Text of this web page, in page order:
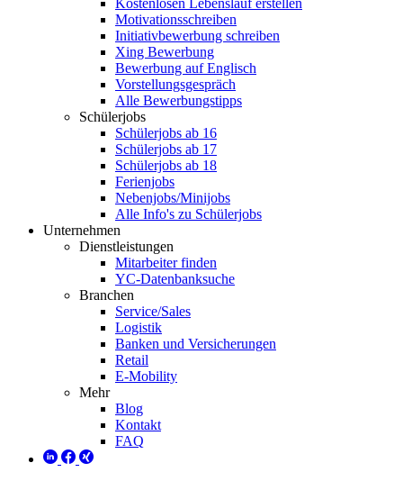
Kostenlosen Lebenslauf erstellen
Motivationsschreiben
Initiativbewerbung schreiben
Xing Bewerbung
Bewerbung auf Englisch
Vorstellungsgespräch
Alle Bewerbungstipps
Schülerjobs
Schülerjobs ab 16
Schülerjobs ab 17
Schülerjobs ab 18
Ferienjobs
Nebenjobs/Minijobs
Alle Info's zu Schülerjobs
Unternehmen
Dienstleistungen
Mitarbeiter finden
YC-Datenbanksuche
Branchen
Service/Sales
Logistik
Banken und Versicherungen
Retail
E-Mobility
Mehr
Blog
Kontakt
FAQ